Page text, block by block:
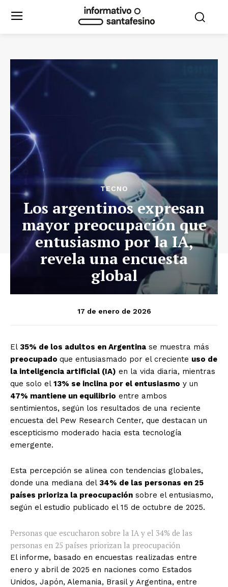
TECNO
Los argentinos expresan
mayor preocupación que
entusiasmo por la IA,
revela una encuesta
global
17 de enero de 2026
El 35% de los adultos en Argentina se muestra más
preocupado que entusiasmado por el creciente uso de
la inteligencia artificial (IA) en la vida diaria, mientras
que solo el 13% se inclina por el entusiasmo y un
47% mantiene un equilibrio entre ambos
sentimientos, según los resultados de una reciente
encuesta del Pew Research Center, que destacan un
escepticismo moderado hacia esta tecnología
emergente.
Esta percepción se alinea con tendencias globales,
donde una mediana del 34% de las personas en 25
países prioriza la preocupación sobre el entusiasmo,
según el estudio publicado el 15 de octubre de 2025.
Personas que escucharon sobre la IA y el 34% de las
personas en 25 países priorizan la preocupación
El informe, basado en encuestas realizadas entre
enero y abril de 2025 en naciones como Estados
Unidos, Japón, Alemania, Brasil y Argentina, entre